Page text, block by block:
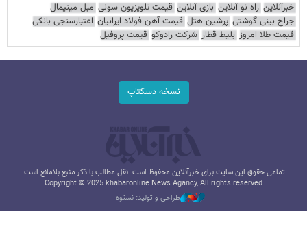
خبرآنلاین راه نو آنلاین بازی آنلاین قیمت تلویزیون سونی مبل مینیمال
جراح بینی گوشتی پرشین هتل قیمت آهن فولاد ایرانیان اعتبارسنجی بانکی
قیمت طلا امروز بلیط قطار شرکت رادوکو قیمت پروفیل
نسخه دسکتاپ
تمامی حقوق این سایت برای خبرآنلاین محفوظ است. نقل مطالب با ذکر منبع بلامانع است.
Copyright © 2025 khabaronline News Agancy, All rights reserved
طراحی و تولید: نستوه